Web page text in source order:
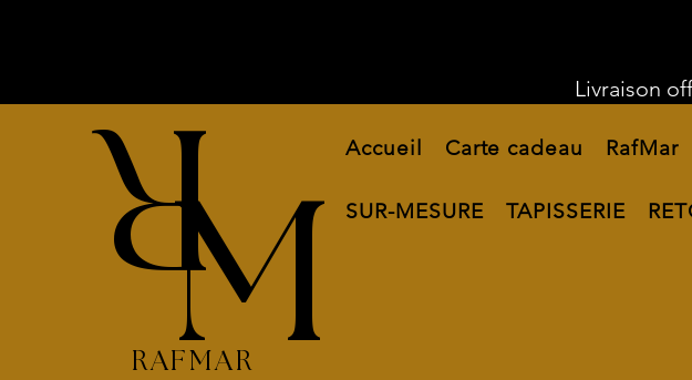
RM
RAFMAR
Accueil Carte cadeau RafMar
SUR-MESURE TAPISSERIE
Livraison